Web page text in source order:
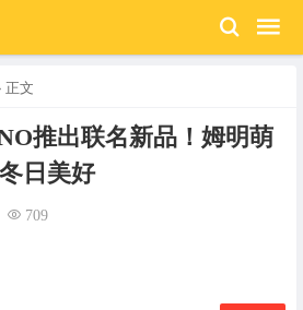
正文
推出联名新品！姆明萌
日美好
709